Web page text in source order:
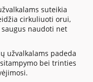
suteikia
cirkuliuoti orui,
naudoti net
užvalkalams padeda
bei trinties